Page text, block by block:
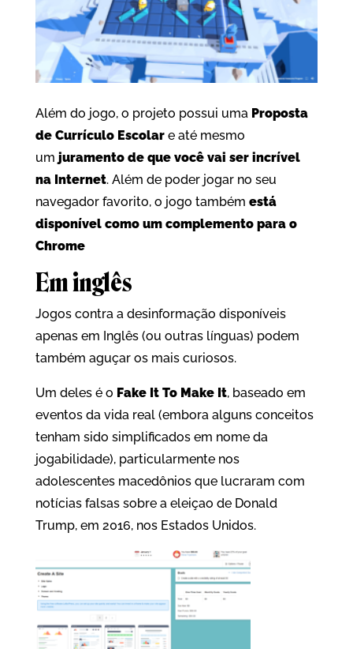
Além do jogo, o projeto possui uma Proposta
de Currículo Escolare até mesmo
um juramento de que você vai ser incrível
na Internet. Além de poder jogar no seu
navegador favorito, o jogo também está
disponível como um complemento para o
Chrome
Em inglês
Jogos contra a desinformação disponíveis
apenas em Inglês (ou outras línguas) podem
também aguçar os mais curiosos.
Um deles é o Fake It To Make It, baseado em
eventos da vida real (embora alguns conceitos
tenham sido simplificados em nome da
jogabilidade), particularmente nos
adolescentes macedônios que lucraram com
notícias falsas sobre a eleiçao de Donald
Trump, em 2016, nos Estados Unidos.